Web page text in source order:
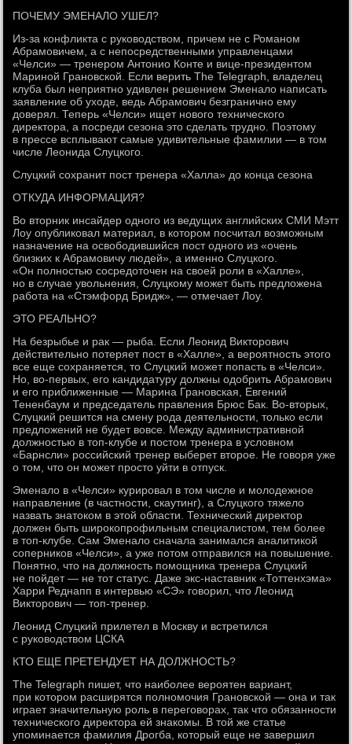
ПОЧЕМУ ЭМЕНАЛО УШЕЛ?
Из-за конфликта с руководством, причем не с Романом
Абрамовичем, а с непосредственными управленцами
«Челси» — тренером Антонио Конте и вице-президентом
Мариной Грановской. Если верить The Telegraph, владелец
клуба был неприятно удивлен решением Эменало написать
заявление об уходе, ведь Абрамович безгранично ему
доверял. Теперь «Челси» ищет нового технического
директора, а посреди сезона это сделать трудно. Поэтому
в прессе всплывают самые удивительные фамилии — в том
числе Леонида Слуцкого.
Слуцкий сохранит пост тренера «Халла» до конца сезона
ОТКУДА ИНФОРМАЦИЯ?
Во вторник инсайдер одного из ведущих английских СМИ Мэтт
Лоу опубликовал материал, в котором посчитал возможным
назначение на освободившийся пост одного из «очень
близких к Абрамовичу людей», а именно Слуцкого.
«Он полностью сосредоточен на своей роли в «Халле»,
но в случае увольнения, Слуцкому может быть предложена
работа на «Стэмфорд Бридж», — отмечает Лоу.
ЭТО РЕАЛЬНО?
На безрыбье и рак — рыба. Если Леонид Викторович
действительно потеряет пост в «Халле», а вероятность этого
все еще сохраняется, то Слуцкий может попасть в «Челси».
Но, во-первых, его кандидатуру должны одобрить Абрамович
и его приближенные — Марина Грановская, Евгений
Тененбаум и председатель правления Брюс Бак. Во-вторых,
Слуцкий решится на смену рода деятельности, только если
предложений не будет вовсе. Между административной
должностью в топ-клубе и постом тренера в условном
«Барнсли» российский тренер выберет второе. Не говоря уже
о том, что он может просто уйти в отпуск.
Эменало в «Челси» курировал в том числе и молодежное
направление (в частности, скаутинг), а Слуцкого тяжело
назвать знатоком в этой области. Технический директор
должен быть широкопрофильным специалистом, тем более
в топ-клубе. Сам Эменало сначала занимался аналитикой
соперников «Челси», а уже потом отправился на повышение.
Понятно, что на должность помощника тренера Слуцкий
не пойдет — не тот статус. Даже экс-наставник «Тоттенхэма»
Харри Реднапп в интервью «СЭ» говорил, что Леонид
Викторович — топ-тренер.
Леонид Слуцкий прилетел в Москву и встретился
с руководством ЦСКА
КТО ЕЩЕ ПРЕТЕНДУЕТ НА ДОЛЖНОСТЬ?
The Telegraph пишет, что наиболее вероятен вариант,
при котором расширятся полномочия Грановской — она и так
играет значительную роль в переговорах, так что обязанности
технического директора ей знакомы. В той же статье
упоминается фамилия Дрогба, который еще не завершил